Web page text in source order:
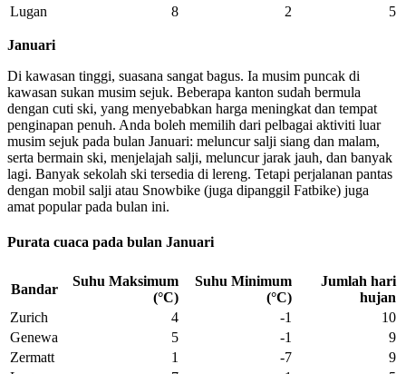
Lugan
8 2 5
Januari
Di kawasan tinggi, suasana sangat bagus. Ia musim puncak di
kawasan sukan musim sejuk. Beberapa kanton sudah bermula
dengan cuti ski, yang menyebabkan harga meningkat dan tempat
penginapan penuh. Anda boleh memilih dari pelbagai aktiviti luar
musim sejuk pada bulan Januari: meluncur salji siang dan malam,
serta bermain ski, menjelajah salji, meluncur jarak jauh, dan banyak
lagi. Banyak sekolah ski tersedia di lereng. Tetapi perjalanan pantas
dengan mobil salji atau Snowbike (juga dipanggil Fatbike) juga
amat popular pada bulan ini.
Purata cuaca pada bulan Januari
Bandar
Suhu Maksimum
(°C)
Suhu Minimum
(°C)
Jumlah hari
hujan
Zurich
4 -1
10
Genewa
5 -1
9
Zermatt
1 -7
9